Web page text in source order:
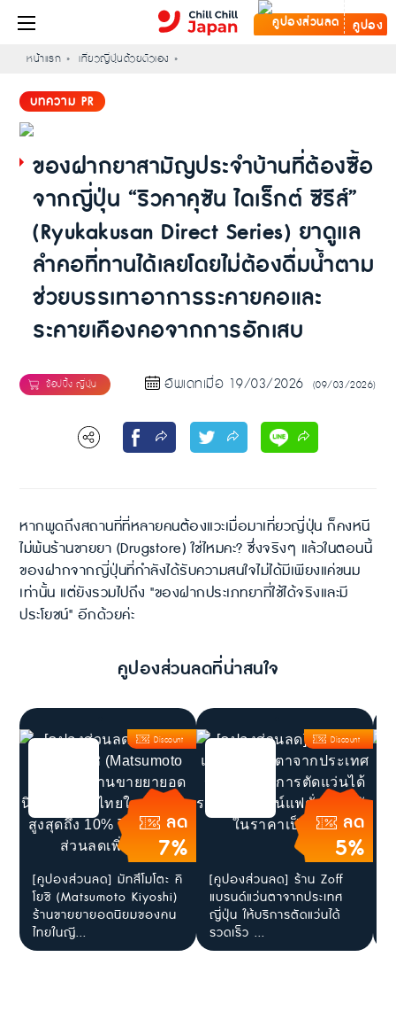
คูปอง
หน้าแรก เที่ยวญี่ปุ่นด้วยตัวเอง
บทความ PR
ของฝากยาสามัญประจำบ้านที่ต้องซื้อ
จากญี่ปุ่น “ริวคาคุซัน ไดเร็กต์ ซีรีส์”
(Ryukakusan Direct Series) ยาดูแล
ลำคอที่ทานได้เลยโดยไม่ต้องดื่มน้ำตาม
ช่วยบรรเทาอาการระคายคอและ
ระคายเคืองคอจากการอักเสบ
อัพเดทเมื่อ 19/03/2026 (09/03/2026)
หากพูดถึงสถานที่ที่หลายคนต้องแวะเมื่อมาเที่ยวญี่ปุ่น ก็คงหนี
ไม่พ้นร้านขายยา (Drugstore) ใช่ไหมคะ? ซึ่งจริงๆ แล้วในตอนนี้
ของฝากจากญี่ปุ่นที่กำลังได้รับความสนใจไม่ได้มีเพียงแค่ขนม
เท่านั้น แต่ยังรวมไปถึง "ของฝากประเภทยาที่ใช้ได้จริงและมี
ประโยชน์" อีกด้วยค่ะ
คูปองส่วนลดที่น่าสนใจ
ลด
7%
Discount
[คูปองส่วนลด] มัทสึโมโตะ คิ
โยชิ (Matsumoto Kiyoshi)
ร้านขายยายอดนิยมของคน
ไทยในญี...
ลด
5%
Discount
[คูปองส่วนลด] ร้าน Zoff
แบรนด์แว่นตาจากประเทศ
ญี่ปุ่น ให้บริการตัดแว่นได้
รวดเร็ว ...